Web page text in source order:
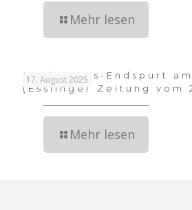
Mehr lesen
17. August 2025
Sanierungs-Endspurt
(Esslinger Zeitung vom
Mehr lesen